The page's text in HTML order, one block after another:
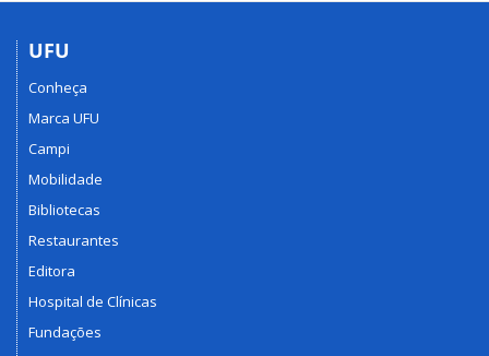
UFU
Conheça
Marca UFU
Campi
Mobilidade
Bibliotecas
Restaurantes
Editora
Hospital de Clínicas
Fundações